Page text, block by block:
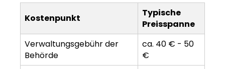
Kostenpunkt
Typische
Preisspanne
Verwaltungsgebühr der
Behörde
ca. 40 € - 50
€